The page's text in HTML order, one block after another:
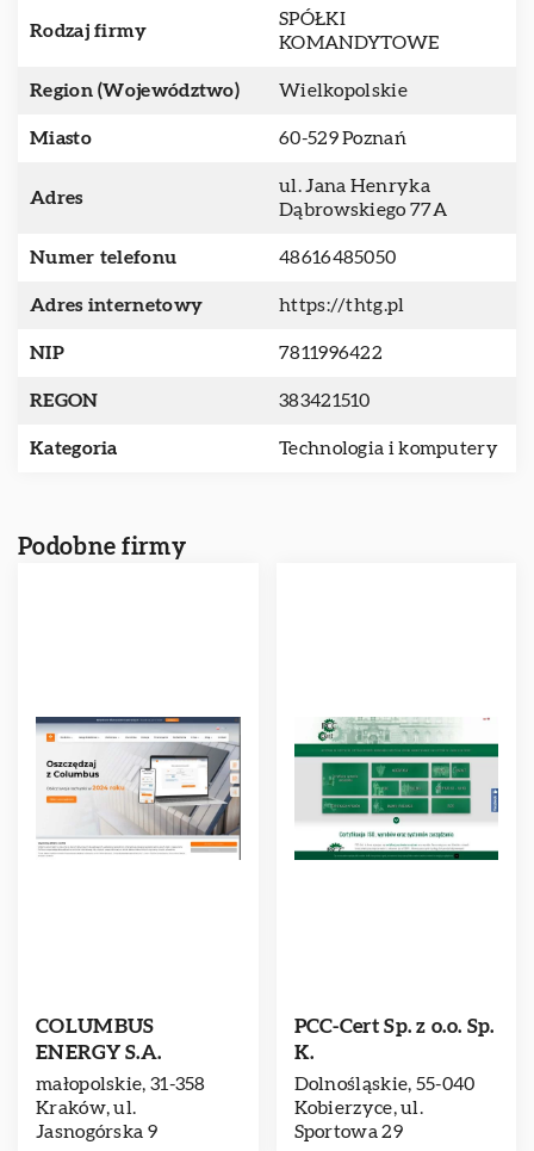
Rodzaj firmy
SPÓŁKI
KOMANDYTOWE
Region (Województwo) Wielkopolskie
Miasto 60-529 Poznań
Adres
ul. Jana Henryka
Dąbrowskiego 77A
Numer telefonu 48616485050
Adres internetowy https://thtg.pl
NIP 7811996422
REGON 383421510
Kategoria Technologia i komputery
Podobne firmy
COLUMBUS
ENERGY S.A.
małopolskie, 31-358
Kraków, ul.
Jasnogórska 9
PCC-Cert Sp. z o.o. Sp.
K.
Dolnośląskie, 55-040
Kobierzyce, ul.
Sportowa 29